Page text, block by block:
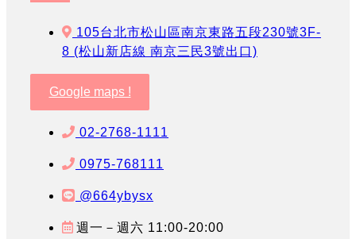
105台北市松山區南京東路五段230號3F-
8 (松山新店線 南京三民3號出口)
Google maps !
02-2768-1111
0975-768111
@664ybysx
週一－週六 11:00-20:00